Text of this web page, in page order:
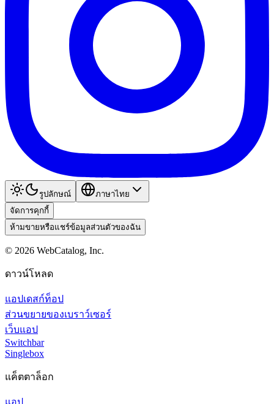
รูปลักษณ์
ภาษาไทย
จัดการคุกกี้
ห้ามขายหรือแชร์ข้อมูลส่วนตัวของฉัน
© 2026 WebCatalog, Inc.
ดาวน์โหลด
แอปเดสก์ท็อป
ส่วนขยายของเบราว์เซอร์
เว็บแอป
Switchbar
Singlebox
แค็ตตาล็อก
แอป